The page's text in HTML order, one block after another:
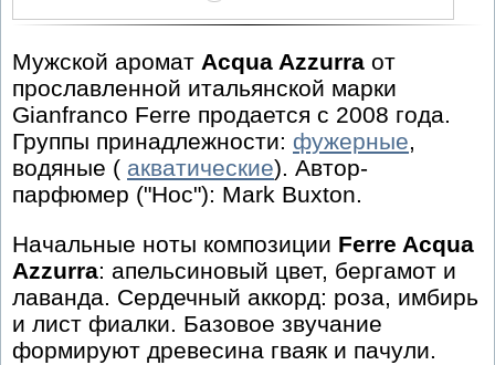
Мужской аромат Acqua Azzurra от
прославленной итальянской марки
Gianfranco Ferre продается с 2008 года.
Группы принадлежности: фужерные,
водяные ( акватические). Автор-
парфюмер ("Нос"): Mark Buxton.
Начальные ноты композиции Ferre Acqua
Azzurra: апельсиновый цвет, бергамот и
лаванда. Сердечный аккорд: роза, имбирь
и лист фиалки. Базовое звучание
формируют древесина гваяк и пачули.